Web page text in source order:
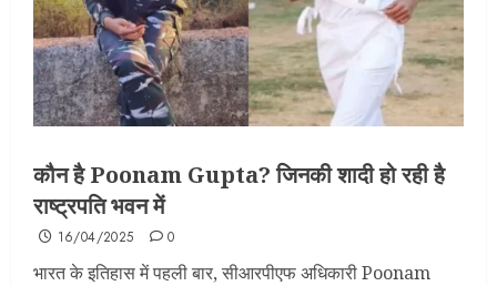
कौन है Poonam Gupta? जिनकी शादी हो रही है
राष्ट्रपति भवन में
16/04/2025 0
भारत के इतिहास में पहली बार, सीआरपीएफ अधिकारी Poonam